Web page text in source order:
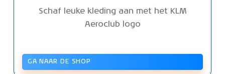
Schaf leuke kleding aan met het KLM
Aeroclub logo
GA NAAR DE SHOP